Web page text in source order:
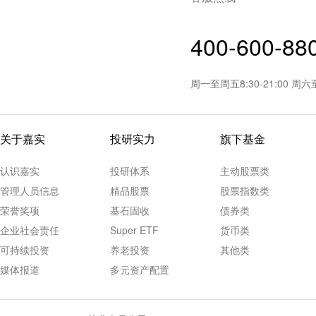
400-600-
周一至周五8:30-21:00 周
关于嘉实
认识嘉实
管理人员信息
荣誉奖项
企业社会责任
可持续投资
媒体报道
投研实力
投研体系
精品股票
基石固收
Super ETF
养老投资
多元资产配置
旗下基金
主动股票类
股票指数类
债券类
货币类
其他类